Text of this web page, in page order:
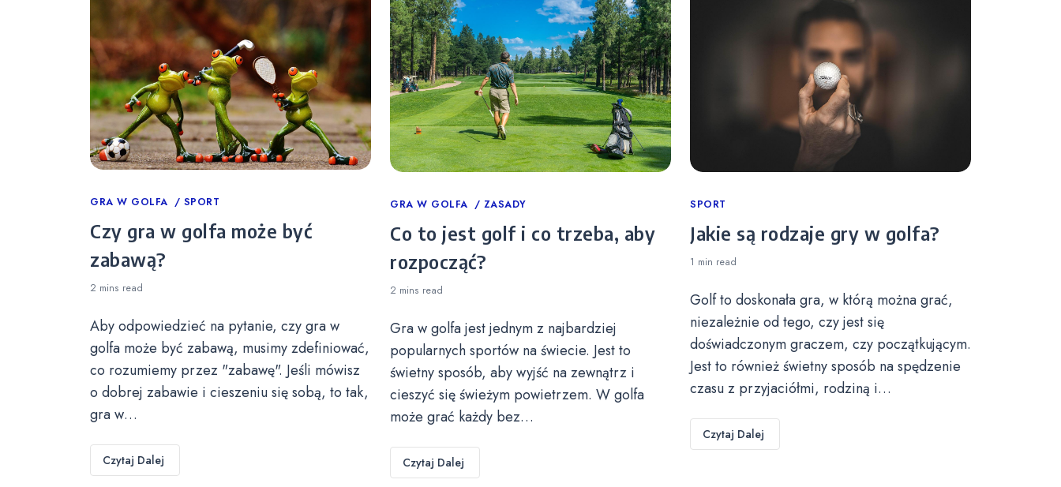
Categories
GRA W GOLFA SPORT
Czy gra w golfa może być
zabawą?
2 mins read
Aby odpowiedzieć na pytanie, czy gra w
golfa może być zabawą, musimy zdefiniować,
co rozumiemy przez "zabawę". Jeśli mówisz
o dobrej zabawie i cieszeniu się sobą, to tak,
gra w…
Czytaj Dalej
Categories
GRA W GOLFA ZASADY
Co to jest golf i co trzeba, aby
rozpocząć?
2 mins read
Gra w golfa jest jednym z najbardziej
popularnych sportów na świecie. Jest to
świetny sposób, aby wyjść na zewnątrz i
cieszyć się świeżym powietrzem. W golfa
może grać każdy bez…
Czytaj Dalej
Categories
SPORT
Jakie są rodzaje gry w golfa?
1 min read
Golf to doskonała gra, w którą można grać,
niezależnie od tego, czy jest się
doświadczonym graczem, czy początkującym.
Jest to również świetny sposób na spędzenie
czasu z przyjaciółmi, rodziną i…
Czytaj Dalej